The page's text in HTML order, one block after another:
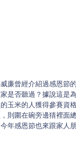
廉曾經介紹過感恩節
是否聽過？據說這是
玉米的人獲得參賽資
則圍在碗旁邊猜裡面
年感恩節也來跟家人